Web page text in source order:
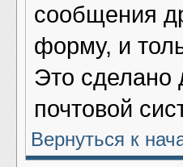
сообщения
форму, и
Это сделано
почтовой
Вернуться к